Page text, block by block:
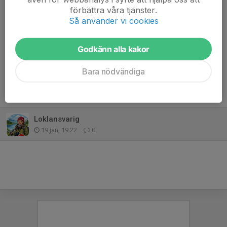
Hör av dig via mejl tillinfo@fjallorna.seeller ring
Dela nyhet
Loklansvarig
19 jan, 19:22 0
förbättra våra tjänster.
Så använder vi cookies
Godkänn alla kakor
Bara nödvändiga